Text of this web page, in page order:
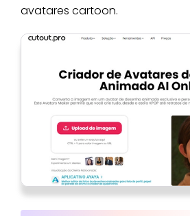
avatares cartoon.